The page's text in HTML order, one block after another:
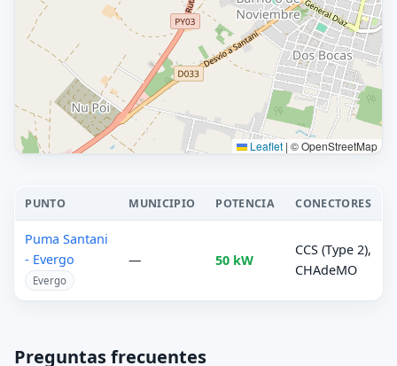
Leaflet | © OpenStreetMap
PUNTO MUNICIPIO POTENCIA CONECTORES
Puma Santani
- Evergo
Evergo
— 50 kW
CCS (Type 2),
CHAdeMO
Preguntas frecuentes